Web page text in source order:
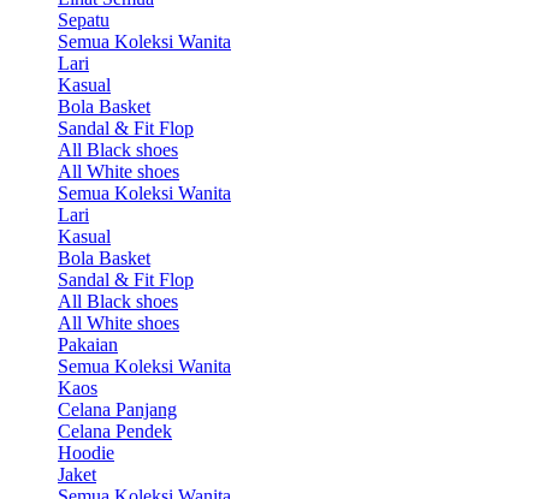
Sepatu
Semua Koleksi Wanita
Lari
Kasual
Bola Basket
Sandal & Fit Flop
All Black shoes
All White shoes
Semua Koleksi Wanita
Lari
Kasual
Bola Basket
Sandal & Fit Flop
All Black shoes
All White shoes
Pakaian
Semua Koleksi Wanita
Kaos
Celana Panjang
Celana Pendek
Hoodie
Jaket